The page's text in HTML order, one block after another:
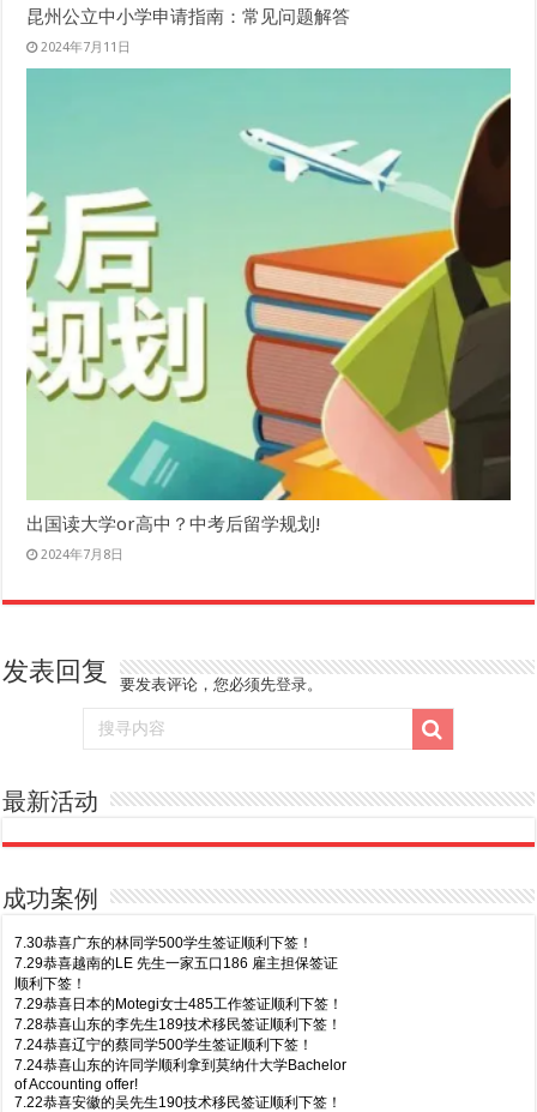
昆州公立中小学申请指南：常见问题解答
2024年7月11日
出国读大学or高中？中考后留学规划!
2024年7月8日
发表回复 要发表评论，您必须先登录。
最新活动
成功案例
7.30恭喜广东的林同学500学生签证顺利下签！
7.29恭喜越南的LE 先生一家五口186 雇主担保签证
顺利下签！
7.29恭喜日本的Motegi女士485工作签证顺利下签！
7.28恭喜山东的李先生189技术移民签证顺利下签！
7.24恭喜辽宁的蔡同学500学生签证顺利下签！
7.24恭喜山东的许同学顺利拿到莫纳什大学Bachelor
of Accounting offer!
7.22恭喜安徽的吴先生190技术移民签证顺利下签！